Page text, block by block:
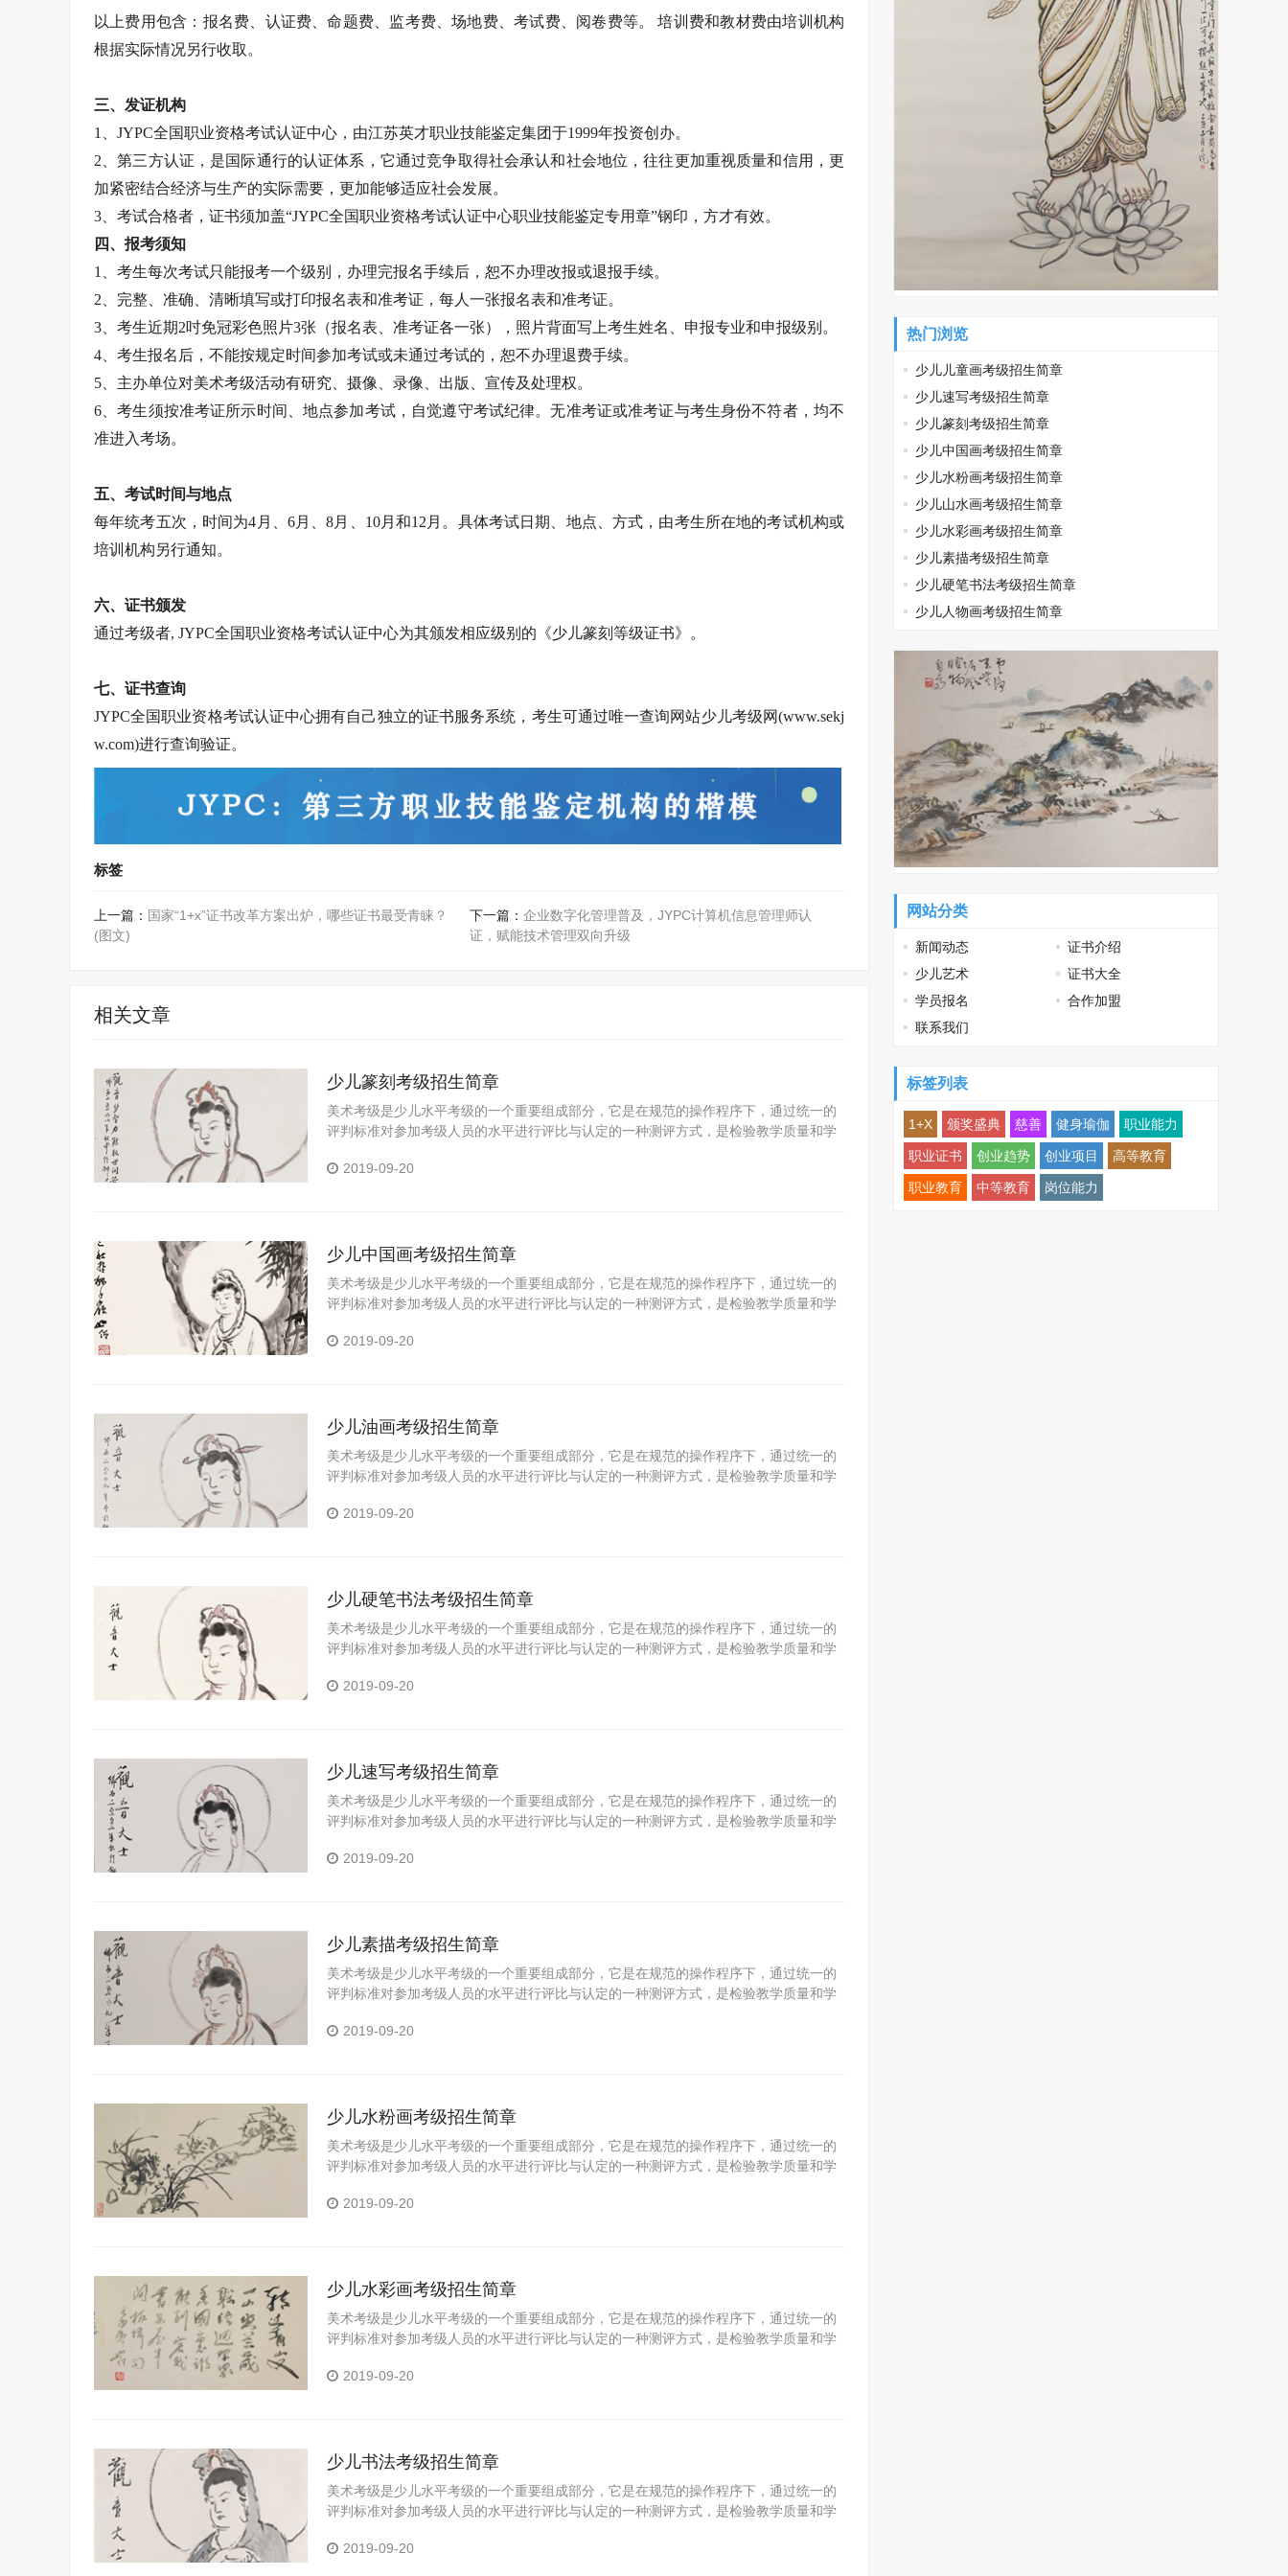
以上费用包含：报名费、认证费、命题费、监考费、场地费、考试费、阅卷费等。 培训费和教材费由培训机构
根据实际情况另行收取。
三、发证机构
1、JYPC全国职业资格考试认证中心，由江苏英才职业技能鉴定集团于1999年投资创办。
2、第三方认证，是国际通行的认证体系，它通过竞争取得社会承认和社会地位，往往更加重视质量和信用，更
加紧密结合经济与生产的实际需要，更加能够适应社会发展。
3、考试合格者，证书须加盖“JYPC全国职业资格考试认证中心职业技能鉴定专用章”钢印，方才有效。
四、报考须知
1、考生每次考试只能报考一个级别，办理完报名手续后，恕不办理改报或退报手续。
2、完整、准确、清晰填写或打印报名表和准考证，每人一张报名表和准考证。
3、考生近期2吋免冠彩色照片3张（报名表、准考证各一张），照片背面写上考生姓名、申报专业和申报级别。
4、考生报名后，不能按规定时间参加考试或未通过考试的，恕不办理退费手续。
5、主办单位对美术考级活动有研究、摄像、录像、出版、宣传及处理权。
6、考生须按准考证所示时间、地点参加考试，自觉遵守考试纪律。无准考证或准考证与考生身份不符者，均不
准进入考场。
五、考试时间与地点
每年统考五次，时间为4月、6月、8月、10月和12月。具体考试日期、地点、方式，由考生所在地的考试机构或
培训机构另行通知。
六、证书颁发
通过考级者, JYPC全国职业资格考试认证中心为其颁发相应级别的《少儿篆刻等级证书》。
七、证书查询
JYPC全国职业资格考试认证中心拥有自己独立的证书服务系统，考生可通过唯一查询网站少儿考级网(www.sekj
w.com)进行查询验证。
标签
上一篇： 国家“1+x”证书改革方案出炉，哪些证书最受青睐？
(图文)
下一篇： 企业数字化管理普及，JYPC计算机信息管理师认
证，赋能技术管理双向升级
相关文章
少儿篆刻考级招生简章
美术考级是少儿水平考级的一个重要组成部分，它是在规范的操作程序下，通过统一的
评判标准对参加考级人员的水平进行评比与认定的一种测评方式，是检验教学质量和学
以拓展视野、陶冶情操、树立自信，增强目标意识和竞争意识，对促进参加考级人员的
2019-09-20
少儿中国画考级招生简章
美术考级是少儿水平考级的一个重要组成部分，它是在规范的操作程序下，通过统一的
评判标准对参加考级人员的水平进行评比与认定的一种测评方式，是检验教学质量和学
可以拓展视野、陶冶情操、树立自信，增强目标意识和竞争意识，对促进参加考级人员
2019-09-20
少儿油画考级招生简章
美术考级是少儿水平考级的一个重要组成部分，它是在规范的操作程序下，通过统一的
评判标准对参加考级人员的水平进行评比与认定的一种测评方式，是检验教学质量和学
以拓展视野、陶冶情操、树立自信，增强目标意识和竞争意识，对促进参加考级人员的
2019-09-20
少儿硬笔书法考级招生简章
美术考级是少儿水平考级的一个重要组成部分，它是在规范的操作程序下，通过统一的
评判标准对参加考级人员的水平进行评比与认定的一种测评方式，是检验教学质量和学
法可以拓展视野、陶冶情操、树立自信，增强目标意识和竞争意识，对促进参加考级人
2019-09-20
少儿速写考级招生简章
美术考级是少儿水平考级的一个重要组成部分，它是在规范的操作程序下，通过统一的
评判标准对参加考级人员的水平进行评比与认定的一种测评方式，是检验教学质量和学
以拓展视野、陶冶情操、树立自信，增强目标意识和竞争意识，对促进参加考级人员的
2019-09-20
少儿素描考级招生简章
美术考级是少儿水平考级的一个重要组成部分，它是在规范的操作程序下，通过统一的
评判标准对参加考级人员的水平进行评比与认定的一种测评方式，是检验教学质量和学
以拓展视野、陶冶情操、树立自信，增强目标意识和竞争意识，对促进参加考级人员的
2019-09-20
少儿水粉画考级招生简章
美术考级是少儿水平考级的一个重要组成部分，它是在规范的操作程序下，通过统一的
评判标准对参加考级人员的水平进行评比与认定的一种测评方式，是检验教学质量和学
可以拓展视野、陶冶情操、树立自信，增强目标意识和竞争意识，对促进参加考级人员
2019-09-20
少儿水彩画考级招生简章
美术考级是少儿水平考级的一个重要组成部分，它是在规范的操作程序下，通过统一的
评判标准对参加考级人员的水平进行评比与认定的一种测评方式，是检验教学质量和学
可以拓展视野、陶冶情操、树立自信，增强目标意识和竞争意识，对促进参加考级人员
2019-09-20
少儿书法考级招生简章
美术考级是少儿水平考级的一个重要组成部分，它是在规范的操作程序下，通过统一的
评判标准对参加考级人员的水平进行评比与认定的一种测评方式，是检验教学质量和学
以拓展视野、陶冶情操、树立自信，增强目标意识和竞争意识，对促进参加考级人员的
2019-09-20
热门浏览
少儿儿童画考级招生简章
少儿速写考级招生简章
少儿篆刻考级招生简章
少儿中国画考级招生简章
少儿水粉画考级招生简章
少儿山水画考级招生简章
少儿水彩画考级招生简章
少儿素描考级招生简章
少儿硬笔书法考级招生简章
少儿人物画考级招生简章
网站分类
新闻动态
证书介绍
少儿艺术
证书大全
学员报名
合作加盟
联系我们
标签列表
1+X 颁奖盛典 慈善 健身瑜伽 职业能力
职业证书 创业趋势 创业项目 高等教育
职业教育 中等教育 岗位能力